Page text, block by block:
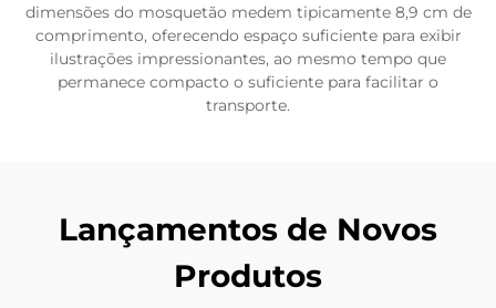
dimensões do mosquetão medem tipicamente 8,9 cm de
comprimento, oferecendo espaço suficiente para exibir
ilustrações impressionantes, ao mesmo tempo que
permanece compacto o suficiente para facilitar o
transporte.
Lançamentos de Novos
Produtos